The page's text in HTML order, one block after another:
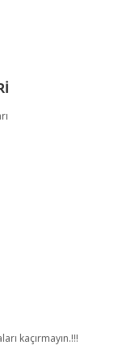
kaçırmayın.!!!